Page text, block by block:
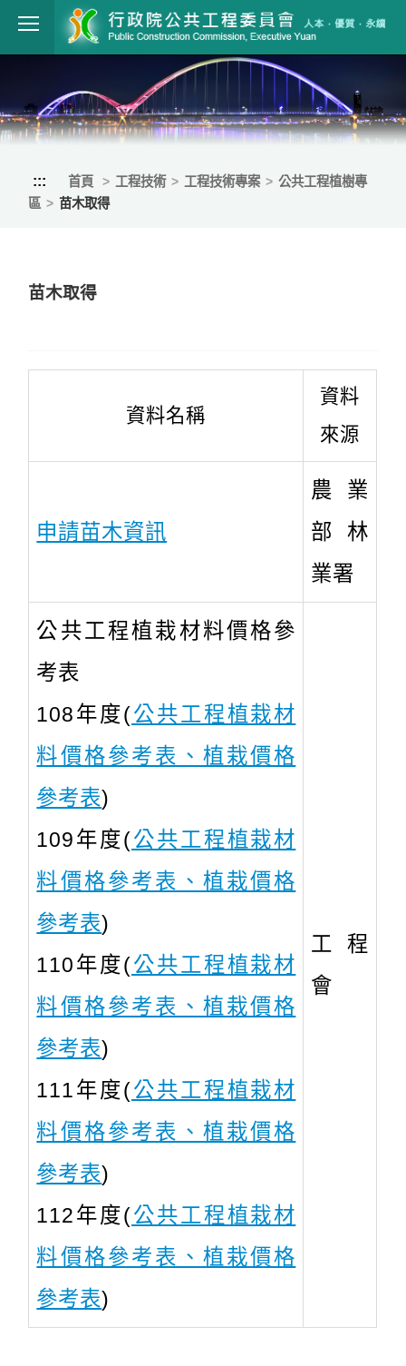
跳到主要內容
行政院公共工
::: 首頁 工程技術 工程技術專案
公共工程植樹專
區
苗木取得
苗木取得
資料名稱
資料
來源
申請苗木資訊
農業
部林
業署
公共工程植栽材料價格參
考表
108年度(公共工程植栽材
料價格參考表、植栽價格
參考表)
109年度(公共工程植栽材
料價格參考表、植栽價格
參考表)
110年度(公共工程植栽材
料價格參考表、植栽價格
參考表)
111年度(公共工程植栽材
料價格參考表、植栽價格
參考表)
112年度(公共工程植栽材
料價格參考表、植栽價格
參考表)
工程
會